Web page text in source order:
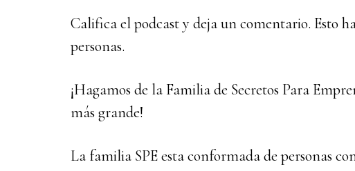
Califica el podcast y deja un comentario. Esto
personas.
¡Hagamos de la Familia de Secretos Para
más grande!
La familia SPE esta conformada de personas